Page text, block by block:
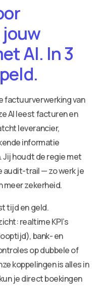
AI. In 3
factuurverwerking van
AI leest facturen en
leverancier,
informatie
houdt de regie met
audit-trail — zo werk je
meer zekerheid.
tijd en geld.
realtime KPI’s
bank- en
op dubbele of
koppelingen is alles in
je direct boekingen